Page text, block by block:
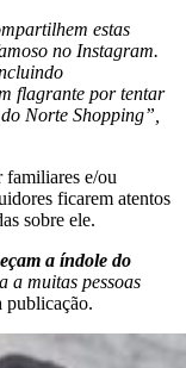
estas
no Instagram.
flagrante por tentar
Norte Shopping”,
e/ou
ficarem atentos
sobre ele.
a índole do
a muitas pessoas
publicação.